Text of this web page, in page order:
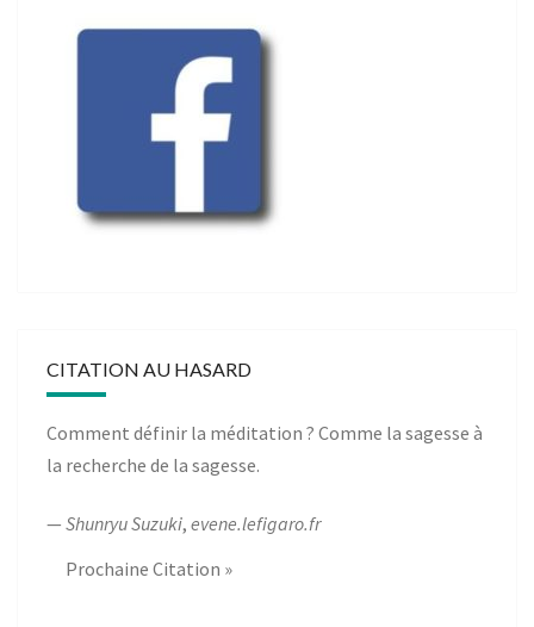
CITATION AU HASARD
Comment définir la méditation ? Comme la sagesse à
la recherche de la sagesse.
— Shunryu Suzuki, evene.lefigaro.fr
Prochaine Citation »